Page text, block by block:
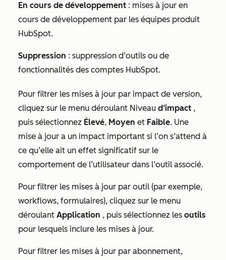
En cours de développement : mises à jour en
cours de développement par les équipes produit
HubSpot.
Suppression : suppression d’outils ou de
fonctionnalités des comptes HubSpot.
Pour filtrer les mises à jour par impact de version,
cliquez sur le menu déroulant Niveau d’impact ,
puis sélectionnez Élevé, Moyen et Faible. Une
mise à jour a un impact important si l’on s’attend à
ce qu’elle ait un effet significatif sur le
comportement de l’utilisateur dans l’outil associé.
Pour filtrer les mises à jour par outil (par exemple,
workflows, formulaires), cliquez sur le menu
déroulant Application , puis sélectionnez les outils
pour lesquels inclure les mises à jour.
Pour filtrer les mises à jour par abonnement,